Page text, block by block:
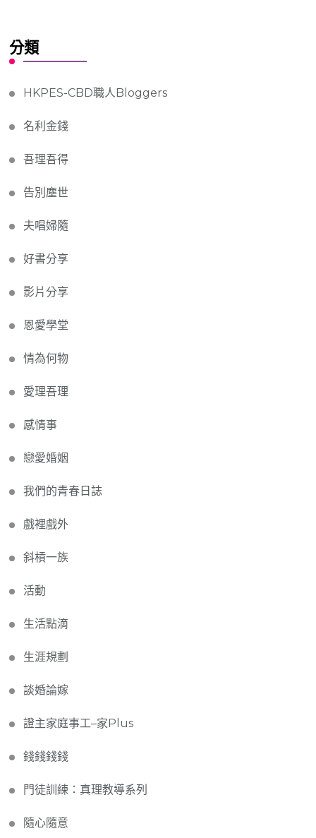
分類
HKPES-CBD職人Bloggers
名利金錢
吾理吾得
告別塵世
夫唱婦隨
好書分享
影片分享
恩愛學堂
情為何物
愛理吾理
感情事
戀愛婚姻
我們的青春日誌
戲裡戲外
斜槓一族
活動
生活點滴
生涯規劃
談婚論嫁
證主家庭事工–家Plus
錢錢錢錢
門徒訓練：真理教導系列
隨心隨意